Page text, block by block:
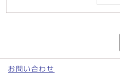
お問い合わせ